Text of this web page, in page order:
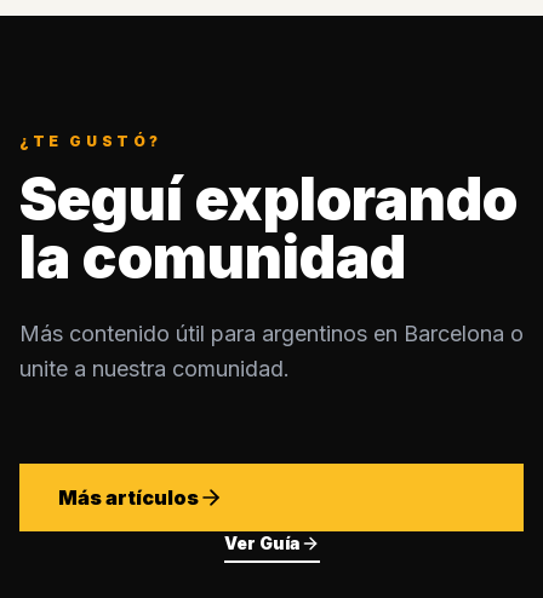
¿TE GUSTÓ?
Seguí explorando
la comunidad
Más contenido útil para argentinos en Barcelona o
unite a nuestra comunidad.
Más artículos
Ver Guía